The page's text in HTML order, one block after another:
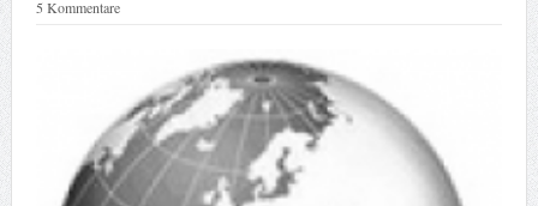
5 Kommentare